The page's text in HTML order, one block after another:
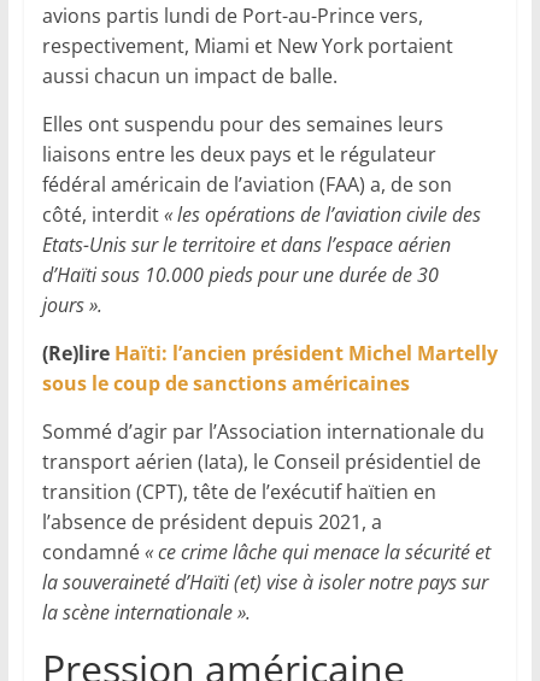
avions partis lundi de Port-au-Prince vers,
respectivement, Miami et New York portaient
aussi chacun un impact de balle.
Elles ont suspendu pour des semaines leurs
liaisons entre les deux pays et le régulateur
fédéral américain de l’aviation (FAA) a, de son
côté, interdit« les opérations de l’aviation civile des
Etats-Unis sur le territoire et dans l’espace aérien
d’Haïti sous 10.000 pieds pour une durée de 30
jours ».
(Re)lire Haïti: l’ancien président Michel Martelly
sous le coup de sanctions américaines
Sommé d’agir par l’Association internationale du
transport aérien (Iata), le Conseil présidentiel de
transition (CPT), tête de l’exécutif haïtien en
l’absence de président depuis 2021, a
condamné« ce crime lâche qui menace la sécurité et
la souveraineté d’Haïti (et) vise à isoler notre pays sur
la scène internationale ».
Pression américaine